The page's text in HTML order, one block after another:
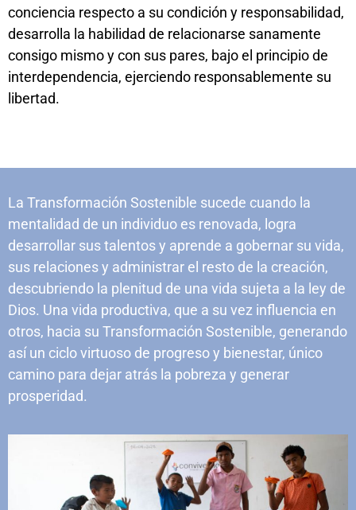
conciencia respecto a su condición y responsabilidad,
desarrolla la habilidad de relacionarse sanamente
consigo mismo y con sus pares, bajo el principio de
interdependencia, ejerciendo responsablemente su
libertad.
La Transformación Sostenible sucede cuando la
mentalidad de un individuo es renovada, logra
desarrollar sus talentos y aprende a gobernar su vida,
sus relaciones y administrar el resto de la creación,
descubriendo la plenitud de una vida sujeta a la ley de
Dios. Una vida productiva, que a su vez influencia en
otros, hacia su Transformación Sostenible, generando
así un ciclo virtuoso de progreso y bienestar, único
camino para dejar atrás la pobreza y generar
prosperidad.